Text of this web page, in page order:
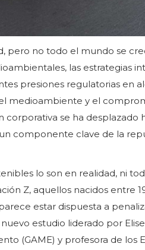
pero no todo el mundo se
las estrategias
presiones regulatorias en
medioambiente y el
se ha desplazado
componente clave de la
lo son en realidad, ni
Z, aquellos nacidos entre
estar dispuesta a
estudio liderado por
(GAME) y profesora de los